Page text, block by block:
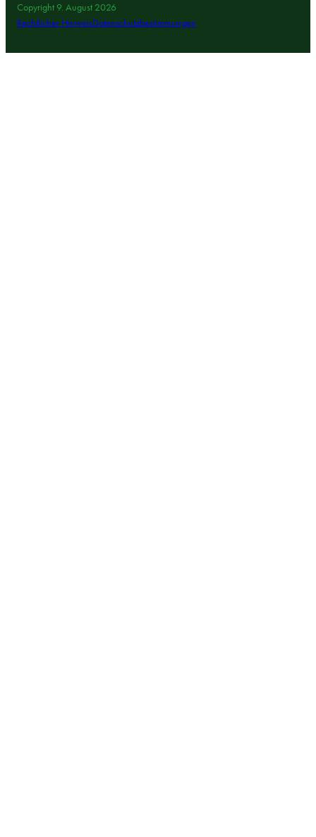
Copyright 9. August 2026
Rechtlicher HinweisDatenschutzbestimmungen